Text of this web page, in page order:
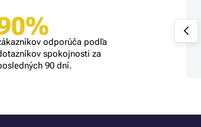
odporúča podľa
spokojnosti za
90 dní.
zákazník
vybavenie